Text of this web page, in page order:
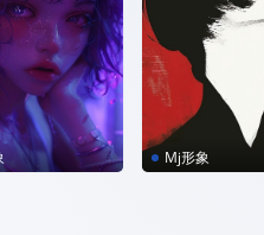
Mj形象